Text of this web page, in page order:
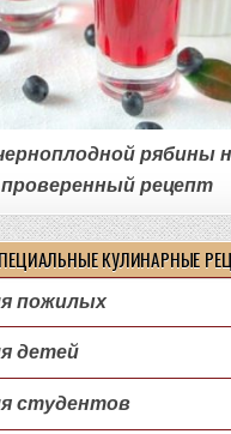
рябины
рецепт
КУЛИНАРНЫЕ
пожилых
детей
студентов